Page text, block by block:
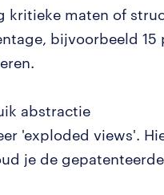
kritieke maten of
bijvoorbeeld
abstractie
'exploded views'.
je de